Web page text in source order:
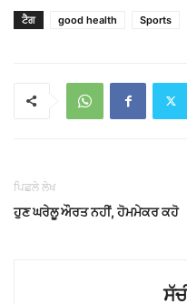
ਟੈਗ good health Sports
ਪਿਛਲੇ ਲੇਖ
ਹੁਣ ਘਰੇਲੂ ਔਰਤ ਨਹੀਂ, ਹੋਮਮੇਕਰ ਕਹੋ